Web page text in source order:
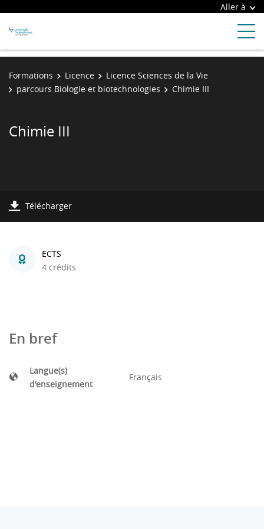
Aller à
Formations Licence
Licence Sciences de la Vie
parcours Biologie et biotechnologies
Chimie III
Chimie III
Télécharger
ECTS
4 crédits
En bref
Langue(s)
d'enseignement
Français